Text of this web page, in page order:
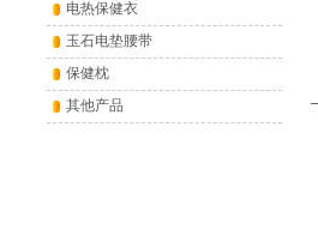
电热保健衣
玉石电垫腰带
保健枕
其他产品